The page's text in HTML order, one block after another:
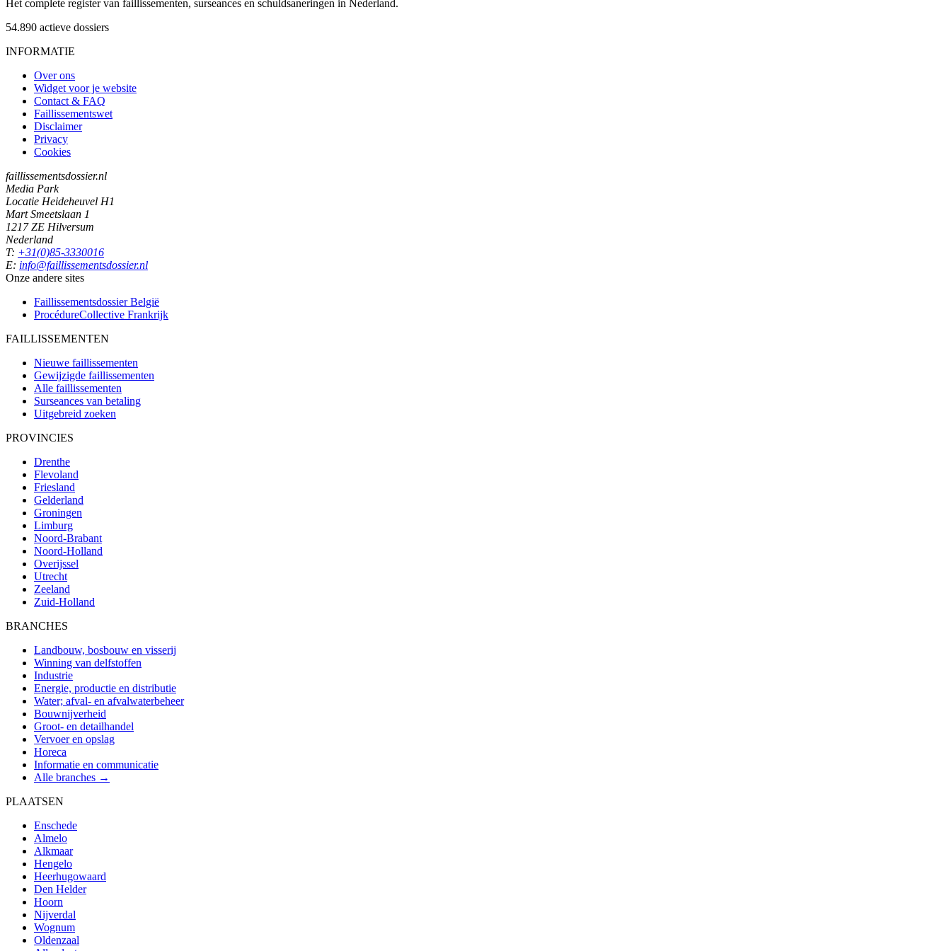
Het complete register van faillissementen, surseances en schuldsaneringen in Nederland.
54.890 actieve dossiers
INFORMATIE
Over ons
Widget voor je website
Contact & FAQ
Faillissementswet
Disclaimer
Privacy
Cookies
faillissementsdossier.nl
Media Park
Locatie Heideheuvel H1
Mart Smeetslaan 1
1217 ZE Hilversum
Nederland
T: +31(0)85-3330016
E: info@faillissementsdossier.nl
Onze andere sites
Faillissementsdossier België
ProcédureCollective Frankrijk
FAILLISSEMENTEN
Nieuwe faillissementen
Gewijzigde faillissementen
Alle faillissementen
Surseances van betaling
Uitgebreid zoeken
PROVINCIES
Drenthe
Flevoland
Friesland
Gelderland
Groningen
Limburg
Noord-Brabant
Noord-Holland
Overijssel
Utrecht
Zeeland
Zuid-Holland
BRANCHES
Landbouw, bosbouw en visserij
Winning van delfstoffen
Industrie
Energie, productie en distributie
Water; afval- en afvalwaterbeheer
Bouwnijverheid
Groot- en detailhandel
Vervoer en opslag
Horeca
Informatie en communicatie
Alle branches →
PLAATSEN
Enschede
Almelo
Alkmaar
Hengelo
Heerhugowaard
Den Helder
Hoorn
Nijverdal
Wognum
Oldenzaal